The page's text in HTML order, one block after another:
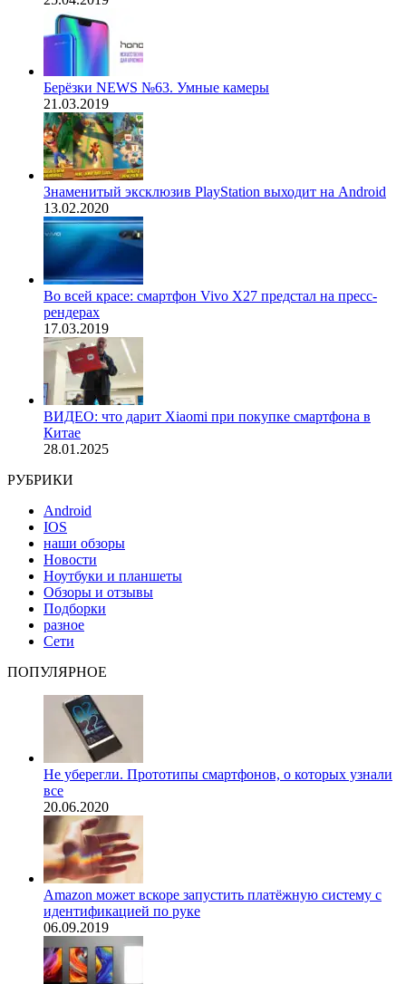
Берёзки NEWS №63. Умные камеры
21.03.2019
Знаменитый эксклюзив PlayStation выходит на Android
13.02.2020
Во всей красе: смартфон Vivo X27 предстал на пресс-
рендерах
17.03.2019
ВИДЕО: что дарит Xiaomi при покупке смартфона в
Китае
28.01.2025
РУБРИКИ
Android
IOS
наши обзоры
Новости
Ноутбуки и планшеты
Обзоры и отзывы
Подборки
разное
Сети
ПОПУЛЯРНОЕ
Не уберегли. Прототипы смартфонов, о которых узнали
все
20.06.2020
Amazon может вскоре запустить платёжную систему с
идентификацией по руке
06.09.2019